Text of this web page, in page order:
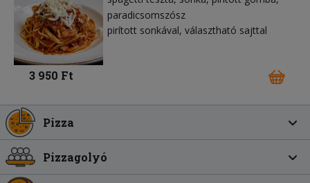
paradicsomszósz
pirított sonkával, választható sajttal
3 950 Ft
Pizza
Pizzagolyó